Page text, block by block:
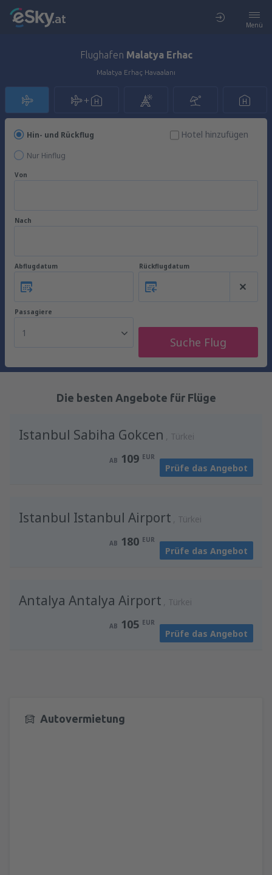
Menü
Flughafen Malatya Erhac
Malatya Erhaç Havaalanı
Hin- und Rückflug
Nur Hinflug
Hotel hinzufügen
Von
Nach
Abflugdatum Rückflugdatum
Passagiere
1
Suche Flug
Die besten Angebote für Flüge
Istanbul Sabiha Gokcen Türkei
AB 109 EUR
Prüfe das Angebot
Istanbul Istanbul Airport Türkei
AB 180 EUR
Prüfe das Angebot
Antalya Antalya Airport Türkei
AB 105 EUR
Prüfe das Angebot
Autovermietung